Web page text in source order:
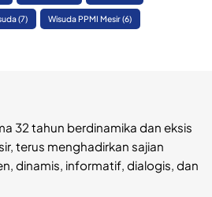
(7) Wisuda PPMI Mesir(6)
32 tahun berdinamika dan eksis
terus menghadirkan sajian
dinamis, informatif, dialogis, dan